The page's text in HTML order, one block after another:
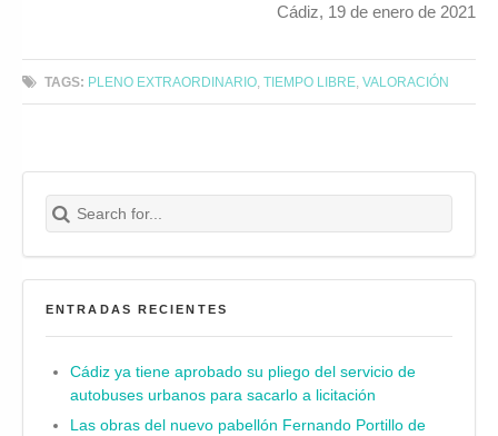
Cádiz, 19 de enero de 2021
TAGS: PLENO EXTRAORDINARIO ,TIEMPO LIBRE ,VALORACIÓN
Search for:
Buscar
ENTRADAS RECIENTES
Cádiz ya tiene aprobado su pliego del servicio de
autobuses urbanos para sacarlo a licitación
Las obras del nuevo pabellón Fernando Portillo de